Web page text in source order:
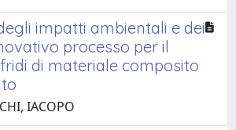
impatti ambientali e dei
processo per il
di materiale composito
IACOPO